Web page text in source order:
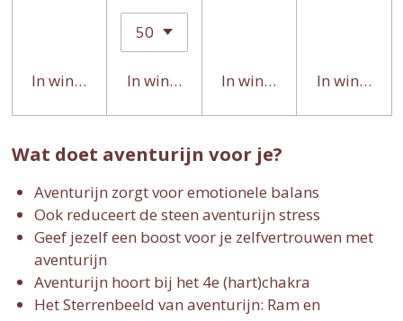
In winkelwagenIn winkelwagenIn winkelwagen
In
Wat doet aventurijn voor je?
Aventurijn zorgt voor emotionele balans
Ook reduceert de steen aventurijn stress
Geef jezelf een boost voor je zelfvertrouwen met
aventurijn
Aventurijn hoort bij het 4e (hart)chakra
Het Sterrenbeeld van aventurijn: Ram en